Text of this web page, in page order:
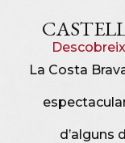
La Costa
d’alguns